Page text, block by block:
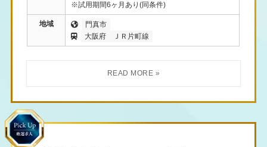
※試用期間6ヶ月あり(同条件)
地域
門真市
大阪府
ＪＲ片町線